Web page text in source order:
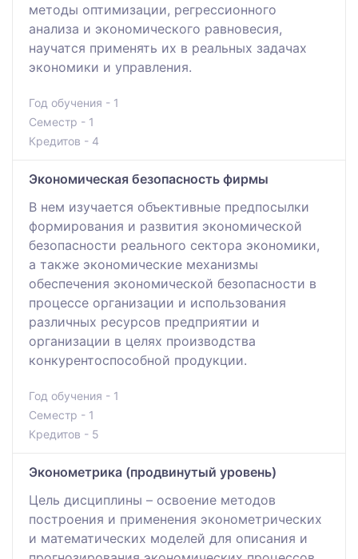
методы оптимизации, регрессионного
анализа и экономического равновесия,
научатся применять их в реальных задачах
экономики и управления.
Год обучения - 1
Семестр - 1
Кредитов - 4
Экономическая безопасность фирмы
В нем изучается объективные предпосылки
формирования и развития экономической
безопасности реального сектора экономики,
а также экономические механизмы
обеспечения экономической безопасности в
процессе организации и использования
различных ресурсов предприятии и
организации в целях производства
конкурентоспособной продукции.
Год обучения - 1
Семестр - 1
Кредитов - 5
Эконометрика (продвинутый уровень)
Цель дисциплины – освоение методов
построения и применения эконометрических
и математических моделей для описания и